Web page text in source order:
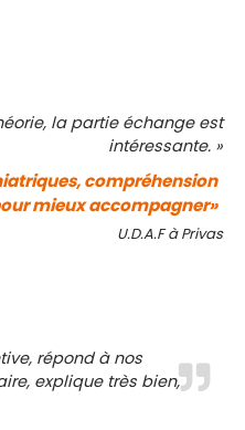
la partie échange est
intéressante. »
compréhension
mieux accompagner»
U.D.A.F à Privas
répond à nos
explique très bien,